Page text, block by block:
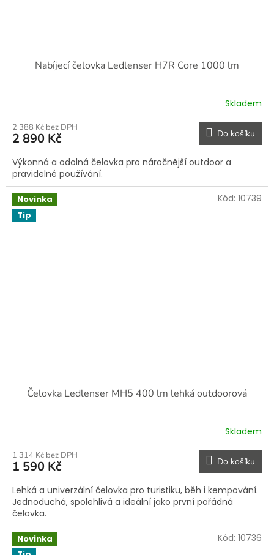
Nabíjecí čelovka Ledlenser H7R Core 1000 lm
Skladem
2 388 Kč bez DPH
2 890 Kč Do košíku
Výkonná a odolná čelovka pro náročnější outdoor a
pravidelné používání.
Novinka
Tip
Čelovka Ledlenser MH5 400 lm lehká outdoorová
Skladem
1 314 Kč bez DPH
1 590 Kč Do košíku
Lehká a univerzální čelovka pro turistiku, běh i kempování.
Jednoduchá, spolehlivá a ideální jako první pořádná
čelovka.
Kód: 10739
Novinka
Kód: 10736